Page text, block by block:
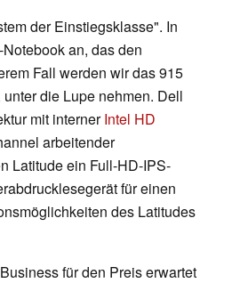
der Einstiegsklasse". In
an, das den
Fall werden wir das 915
die Lupe nehmen. Dell
mit internerIntel HD
arbeitender
Latitude ein Full-HD-IPS-
für einen
des Latitudes
für den Preis erwartet